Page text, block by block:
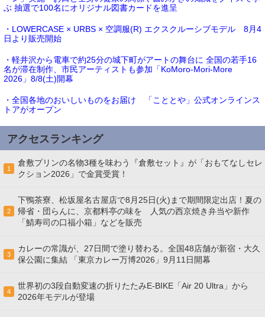
ぶ 抽選で100名にオリジナル図書カードを進呈
・LOWERCASE × URBS × 空調服(R) エクスクルーシブモデル 8月4
日より販売開始
・軽井沢から電車で約25分の城下町がアートの舞台に 全国の若手16
名が滞在制作、市民アーティストも参加「KoMoro-Mori-More
2026」8/8(土)開幕
・全国各地のおいしいものをお届け 「こととや」公式オンラインス
トアがオープン
アクセスランキング
1
倉敷プリンの名物3種を味わう『倉敷セット』が「おもてなしセレ
クション2026」で金賞受賞！
2
下鴨茶寮、松坂屋名古屋店で8月25日(火)まで期間限定出店！夏の
帰省・団らんに、京都料亭の味を 人気の西京焼き弁当や新作
「鯖寿司の口福小箱」などを販売
3
カレーの常識が、27日間で塗り替わる。全国48店舗が新宿・大久
保公園に集結 「東京カレー万博2026」9月11日開幕
4
世界初の3段自動変速の折りたたみE-BIKE「Air 20 Ultra」から
2026年モデルが登場